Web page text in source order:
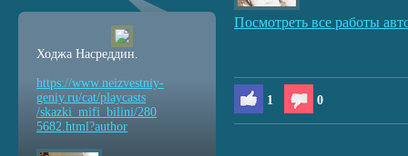
pause
Посмотреть все работы
1 0
Ходжа Насреддин.
https://www.neizvestniy-
geniy.ru/cat/playcasts
/skazki_mifi_bilini/280
5682.html?author